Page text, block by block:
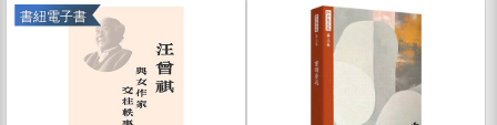
書紐電子書